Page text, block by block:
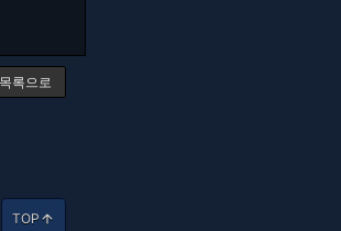
목록으로
TOP arrow_upward